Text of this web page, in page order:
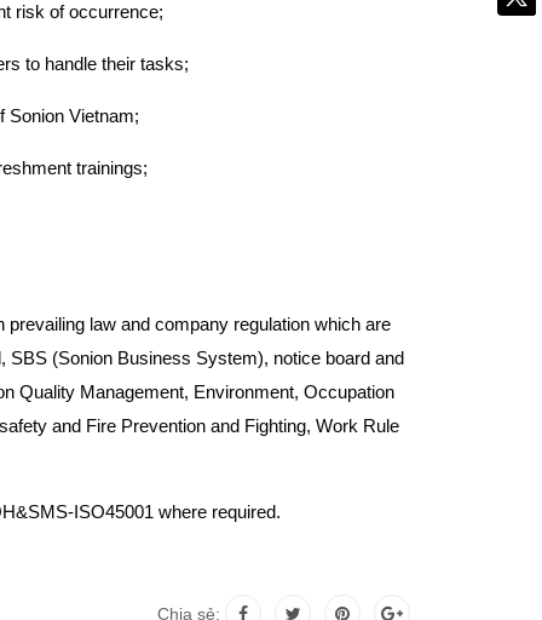
risk of occurrence;
to handle their tasks;
Sonion Vietnam;
trainings;
law and company regulation which are
(Sonion Business System), notice board and
Quality Management, Environment, Occupation
and Fire Prevention and Fighting, Work Rule
ISO45001 where required.
Chia sẻ: